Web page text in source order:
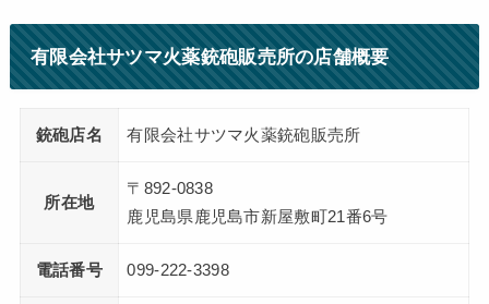
有限会社サツマ火薬銃砲販売所の店舗概要
銃砲店名 有限会社サツマ火薬銃砲販売所
所在地
〒892-0838
鹿児島県鹿児島市新屋敷町21番6号
電話番号 099-222-3398